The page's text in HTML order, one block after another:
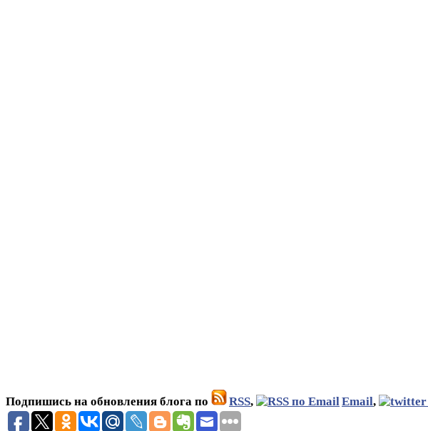
Подпишись на обновления блога по RSS, Email,